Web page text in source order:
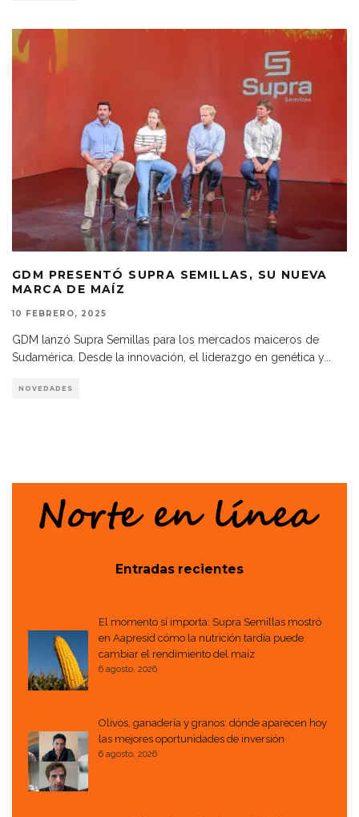
GDM PRESENTÓ SUPRA SEMILLAS, SU NUEVA
MARCA DE MAÍZ
10 FEBRERO, 2025
GDM lanzó Supra Semillas para los mercados maiceros de
Sudamérica. Desde la innovación, el liderazgo en genética y...
NOVEDADES
Entradas recientes
El momento sí importa: Supra Semillas mostró
en Aapresid cómo la nutrición tardía puede
cambiar el rendimiento del maíz
6 agosto, 2026
Olivos, ganadería y granos: dónde aparecen hoy
las mejores oportunidades de inversión
6 agosto, 2026